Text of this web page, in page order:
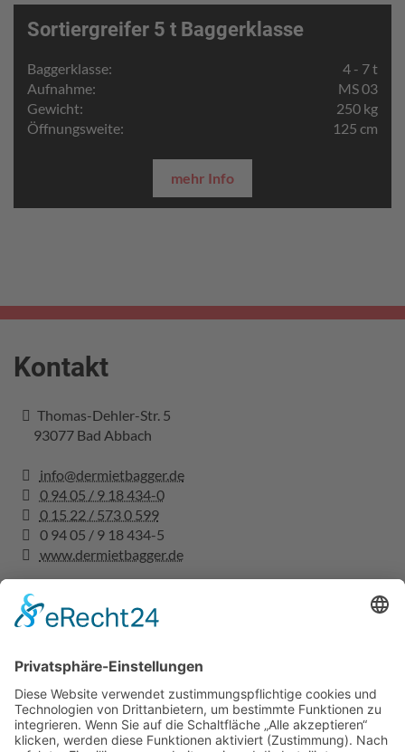
Sortiergreifer 5 t Baggerklasse
Baggerklasse:
4 - 7 t
Aufnahme:
MS 03
Gewicht:
250 kg
Öffnungsweite:
125 cm
mehr Info
Kontakt
Thomas-Dehler-Str. 5
93077 Bad Abbach
info@dermietbagger.de
0 94 05 / 9 18 434-0
0 15 22 / 573 0 599
0 94 05 / 9 18 434-5
www.dermietbagger.de
Rechtliches
Impressum
Datenschutz
AGBs